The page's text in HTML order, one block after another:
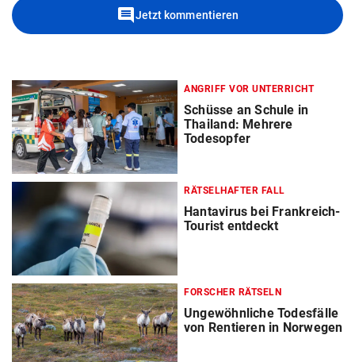
commentJetzt kommentieren
ANGRIFF VOR UNTERRICHT
Schüsse an Schule in
Thailand: Mehrere
Todesopfer
RÄTSELHAFTER FALL
Hantavirus bei Frankreich-
Tourist entdeckt
FORSCHER RÄTSELN
Ungewöhnliche Todesfälle
von Rentieren in Norwegen